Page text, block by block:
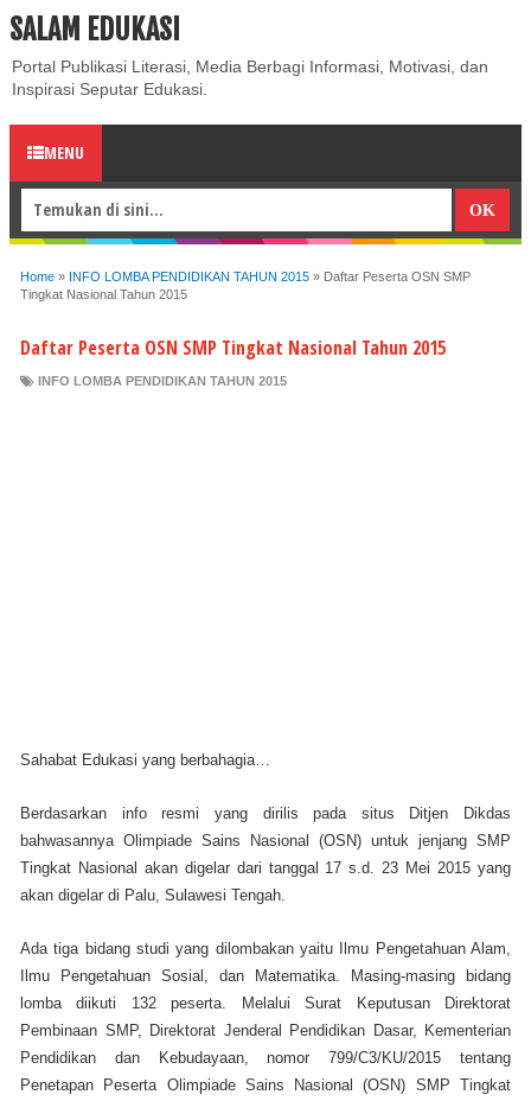
ABOUT CONTACT US
SALAM EDUKASI
Portal Publikasi Literasi, Media Berbagi Informasi, Motivasi, dan
Inspirasi Seputar Edukasi.
MENU
Home » INFO LOMBA PENDIDIKAN TAHUN 2015 » Daftar Peserta OSN SMP
Tingkat Nasional Tahun 2015
Daftar Peserta OSN SMP Tingkat Nasional Tahun 2015
INFO LOMBA PENDIDIKAN TAHUN 2015
Sahabat Edukasi yang berbahagia…
Berdasarkan info resmi yang dirilis pada situs Ditjen Dikdas
bahwasannya Olimpiade Sains Nasional (OSN) untuk jenjang SMP
Tingkat Nasional akan digelar dari tanggal 17 s.d. 23 Mei 2015 yang
akan digelar di Palu, Sulawesi Tengah.
Ada tiga bidang studi yang dilombakan yaitu Ilmu Pengetahuan Alam,
Ilmu Pengetahuan Sosial, dan Matematika. Masing-masing bidang
lomba diikuti 132 peserta. Melalui Surat Keputusan Direktorat
Pembinaan SMP, Direktorat Jenderal Pendidikan Dasar, Kementerian
Pendidikan dan Kebudayaan, nomor 799/C3/KU/2015 tentang
Penetapan Peserta Olimpiade Sains Nasional (OSN) SMP Tingkat